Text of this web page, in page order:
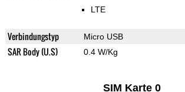
LTE
Verbindungstyp Micro USB
SAR Body (U.S) 0.4 W/Kg
SIM Karte 0